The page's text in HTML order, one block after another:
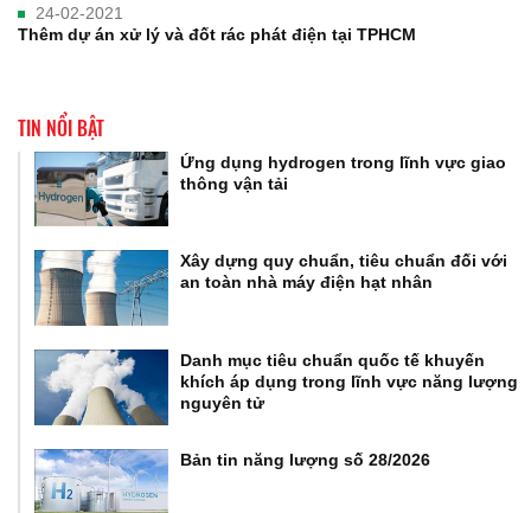
24-02-2021
Thêm dự án xử lý và đốt rác phát điện tại TPHCM
TIN NỔI BẬT
Ứng dụng hydrogen trong lĩnh vực giao
thông vận tải
Xây dựng quy chuẩn, tiêu chuẩn đối với
an toàn nhà máy điện hạt nhân
Danh mục tiêu chuẩn quốc tế khuyến
khích áp dụng trong lĩnh vực năng lượng
nguyên tử
Bản tin năng lượng số 28/2026